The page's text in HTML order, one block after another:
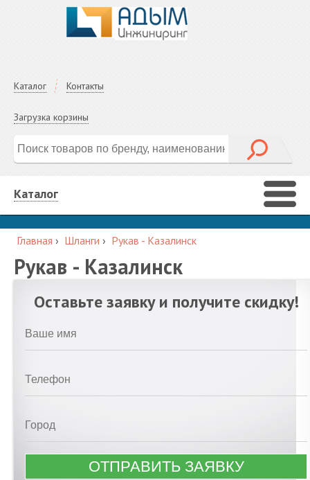
Каталог Контакты
Загрузка корзины
Каталог
Главная › Шланги › Рукав - Казалинск
Рукав - Казалинск
Оставьте заявку и получите скидку!